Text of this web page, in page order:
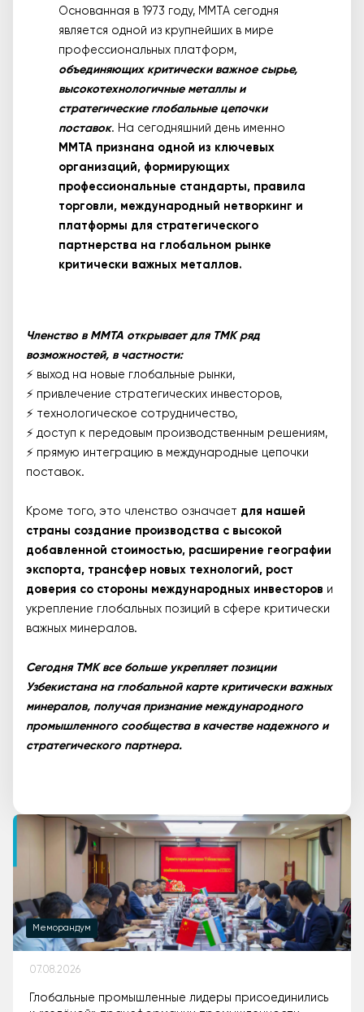
Основанная в 1973 году, MMTA сегодня
является одной из крупнейших в мире
профессиональных платформ,
объединяющих критически важное сырье,
высокотехнологичные металлы и
стратегические глобальные цепочки
поставок. На сегодняшний день именно
MMTA признана одной из ключевых
организаций, формирующих
профессиональные стандарты, правила
торговли, международный нетворкинг и
платформы для стратегического
партнерства на глобальном рынке
критически важных металлов.
Членство в MMTA открывает для ТМК ряд
возможностей, в частности:
⚡️ выход на новые глобальные рынки,
⚡️ привлечение стратегических инвесторов,
⚡️ технологическое сотрудничество,
⚡️ доступ к передовым производственным решениям,
⚡️ прямую интеграцию в международные цепочки
поставок.
Кроме того, это членство означает для нашей
страны создание производства с высокой
добавленной стоимостью, расширение географии
экспорта, трансфер новых технологий, рост
доверия со стороны международных инвесторов и
укрепление глобальных позиций в сфере критически
важных минералов.
Сегодня ТМК все больше укрепляет позиции
Узбекистана на глобальной карте критически важных
минералов, получая признание международного
промышленного сообщества в качестве надежного и
стратегического партнера.
Меморандум
07.08.2026
Глобальные промышленные лидеры присоединились